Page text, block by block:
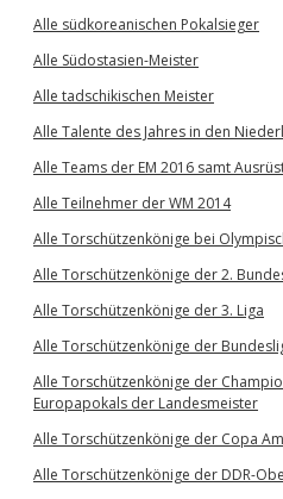
Alle südkoreanischen Pokalsieger
Alle Südostasien-Meister
Alle tadschikischen Meister
Alle Talente des Jahres in den
Alle Teams der EM 2016 samt
Alle Teilnehmer der WM 2014
Alle Torschützenkönige bei
Alle Torschützenkönige der 2.
Alle Torschützenkönige der 3. Liga
Alle Torschützenkönige der
Alle Torschützenkönige der
Europapokals der Landesmeister
Alle Torschützenkönige der Copa
Alle Torschützenkönige der DDR-